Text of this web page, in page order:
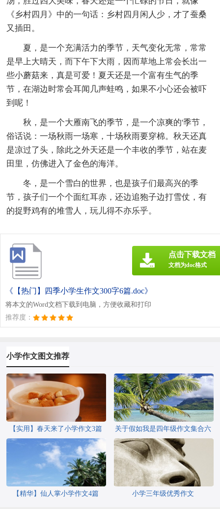
《乡村四月》中的一句话：乡村四月闲人少，才了蚕桑
又插田。
夏，是一个充满活力的季节，天气变化无常，常常
是早上大晴天，而下午下大雨，因而草地上常会长出一
些小蘑菇来，真是可爱！夏天还是一个富有生气的季
节，在湖边时常会耳闻几声蛙鸣，如果不小心还会被吓
到呢！
秋，是一个大雁南飞的季节，是一个凉爽的'季节，
俗话说：一场秋雨一场寒，十场秋雨要穿棉。秋天还真
是凉过了头，除此之外天还是一个丰收的季节，站在麦
田里，仿佛进入了金色的海洋。
冬，是一个雪白的世界，也是孩子们最高兴的季
节，孩子们一个个面红耳赤，还边追狍子边打雪仗，有
的捉野鸡有的堆雪人，玩儿得不亦乐乎。
《【热门】四季小学生作文300字6篇.doc》
将本文的Word文档下载到电脑，方便收藏和打印
推荐度：
点击下载文档
文档为doc格式
小学作文图文推荐
【实用】春天来了小学作文3篇
关于假如我是四年级作文集合六
篇
【精华】仙人掌小学作文4篇 小学三年级优秀作文